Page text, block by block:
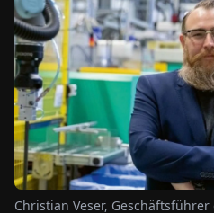
PAPER
NEWS
ÜBER
Christian Veser,